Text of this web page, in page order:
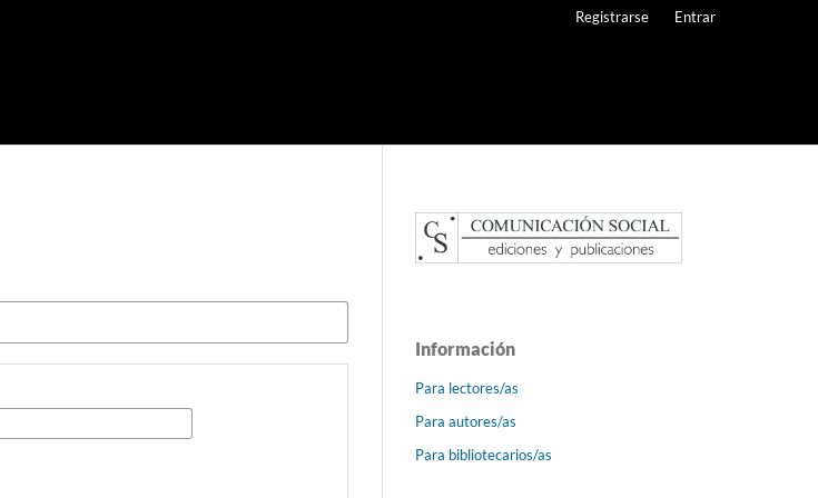
Registrarse Entrar
Información
Para lectores/as
Para autores/as
Para bibliotecarios/as